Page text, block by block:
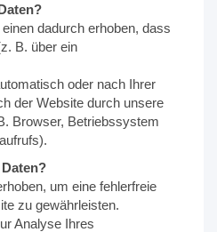
dadurch erhoben, dass
B. über ein
oder nach Ihrer
der Website durch unsere
Browser, Betriebssystem
um eine fehlerfreie
zu gewährleisten.
Analyse Ihres